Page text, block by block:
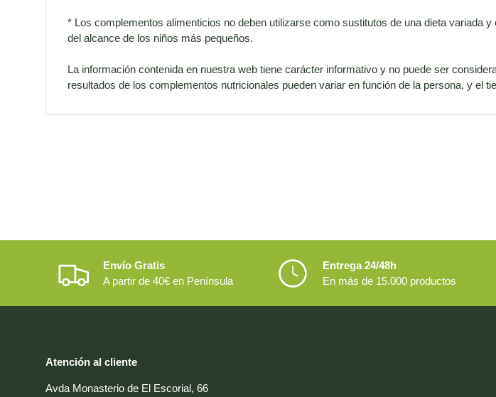
* Los complementos alimenticios no deben utilizarse como sustitutos de una dieta variada
del alcance de los niños más pequeños.
La información contenida en nuestra web tiene carácter informativo y no puede ser
resultados de los complementos nutricionales pueden variar en función de la persona, y el
Envío Gratis
A partir de 40€ en Península
Entrega 24/48h
En más de 15.000 productos
Atención al cliente
Avda Monasterio de El Escorial, 66